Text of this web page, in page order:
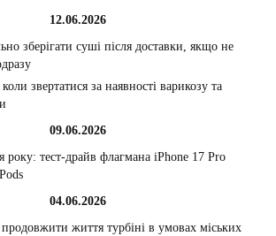
12.06.2026
зберігати суші після доставки, якщо не
звертатися за наявності варикозу та
09.06.2026
року: тест-драйв флагмана iPhone 17 Pro
04.06.2026
життя турбіні в умовах міських